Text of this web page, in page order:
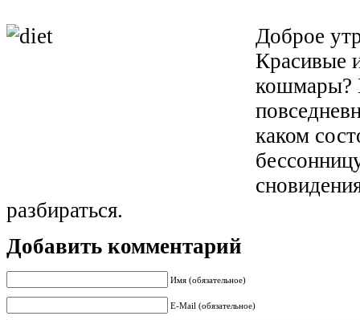
Доброе
Красивые
кошмары?
каком
разбираться.
Добавить комментарий
Имя (обязательное)
E-Mail (обязательное)